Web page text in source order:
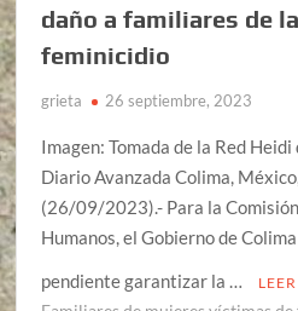
daño a familiares de
feminicidio
grieta 26 septiembre, 2023
Imagen: Tomada de la Red
Diario Avanzada Colima,
(26/09/2023).- Para la
Humanos, el Gobierno de
pendiente garantizar la …